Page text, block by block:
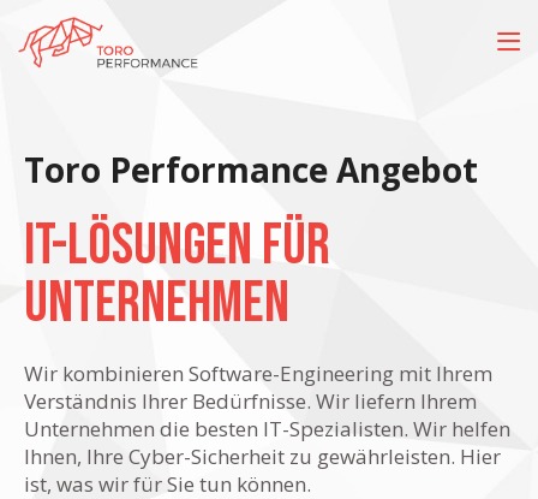
Toro Performance Angebot
IT-Lösungen für
Unternehmen
Wir kombinieren Software-Engineering mit Ihrem
Verständnis Ihrer Bedürfnisse. Wir liefern Ihrem
Unternehmen die besten IT-Spezialisten. Wir helfen
Ihnen, Ihre Cyber-Sicherheit zu gewährleisten. Hier
ist, was wir für Sie tun können.